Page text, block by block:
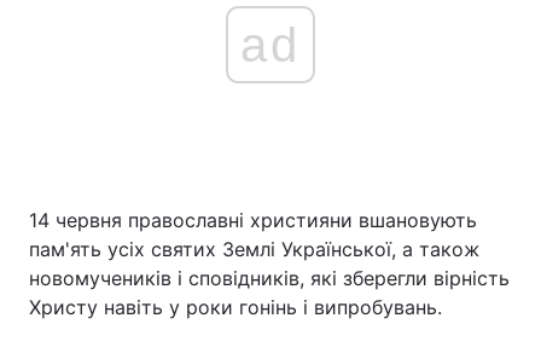
Головна Війна
Україна Політика
ad
14 червня православні християни вшановують
пам'ять усіх святих Землі Української, а також
новомучеників і сповідників, які зберегли вірність
Христу навіть у роки гонінь і випробувань.